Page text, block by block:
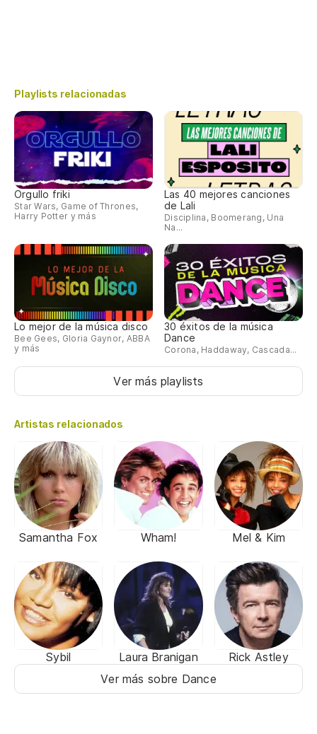
Playlists relacionadas
Orgullo friki
Star Wars, Game of Thrones,
Harry Potter y más
Las 40 mejores canciones
de Lali
Disciplina, Boomerang, Una
Na...
Lo mejor de la música disco
Bee Gees, Gloria Gaynor, ABBA
y más
30 éxitos de la música
Dance
Corona, Haddaway, Cascada...
Ver más playlists
Artistas relacionados
Samantha Fox Wham! Mel & Kim
Sybil Laura Branigan
Rick Astley
Ver más sobre Dance